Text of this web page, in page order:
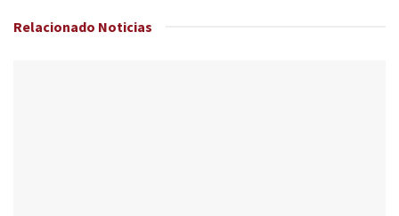
Relacionado Noticias